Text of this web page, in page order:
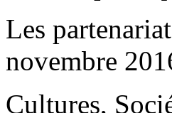
Les
novembre
Cultures,